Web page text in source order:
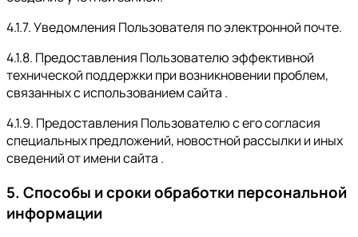
4.1.7. Уведомления Пользователя по электронной почте.
4.1.8. Предоставления Пользователю эффективной
технической поддержки при возникновении проблем,
связанных с использованием сайта .
4.1.9. Предоставления Пользователю с его согласия
специальных предложений, новостной рассылки и иных
сведений от имени сайта .
5. Способы и сроки обработки персональной
информации